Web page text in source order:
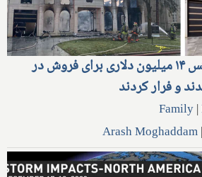
این ۴ نفر این خانه لوکس ۱۴ میلیون دلاری برای فروش در
و فرار کردند
Family|
|
Arash Moghaddam